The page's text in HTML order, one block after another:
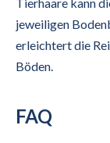
Tierhaare kann
jeweiligen
erleichtert die
Böden.
FAQ